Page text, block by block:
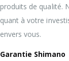
produits de qualité.
quant à votre
envers vous.
Garantie Shimano